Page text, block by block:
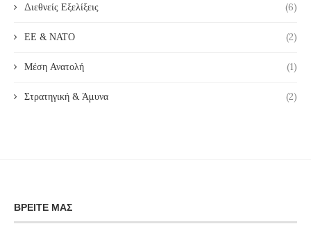
Διεθνείς Εξελίξεις (6)
ΕΕ & ΝΑΤΟ (2)
Μέση Ανατολή (1)
Στρατηγική & Άμυνα (2)
ΒΡΕΊΤΕ ΜΑΣ